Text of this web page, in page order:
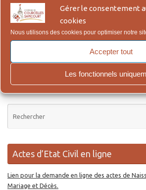
Gérer le consentement
cookies
Nous utilisons des cookies pour optimiser notre
Accepter tout
Les fonctionnels
En vous abonnant, vous acceptez
Confidentialité, qui figure en bas de
Actes d’Etat Civil en ligne
Lien pour la demande en ligne des actes de
Mariage et Décès.